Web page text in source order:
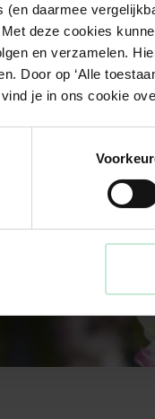
(en daarmee
deze cookies
en verzamelen.
Door op ‘Alle
je in ons cookie